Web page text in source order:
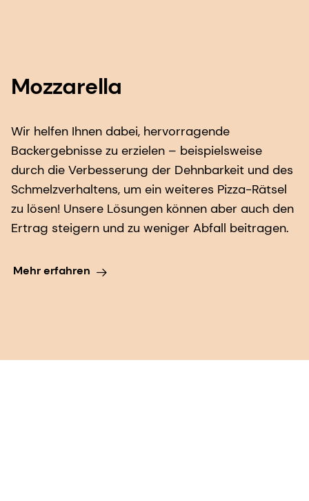
Mozzarella
Wir helfen Ihnen dabei, hervorragende
Backergebnisse zu erzielen – beispielsweise
durch die Verbesserung der Dehnbarkeit und des
Schmelzverhaltens, um ein weiteres Pizza-Rätsel
zu lösen! Unsere Lösungen können aber auch den
Ertrag steigern und zu weniger Abfall beitragen.
Mehr erfahren